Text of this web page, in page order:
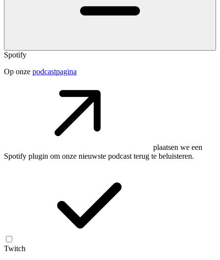
Spotify
Op onze podcastpagina
plaatsen we een
Spotify plugin om onze nieuwste podcast terug te beluisteren.
Twitch